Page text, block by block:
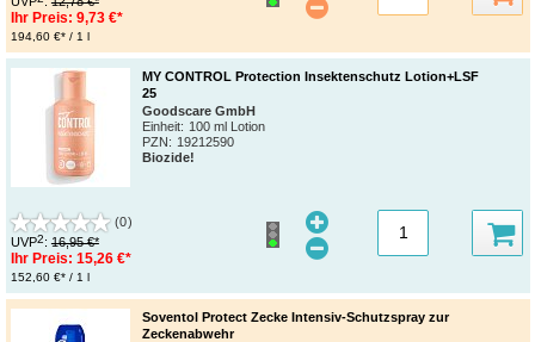
Ihr Preis: 9,73 €*
194,60 €* / 1 l
MY CONTROL Protection Insektenschutz Lotion+LSF
25
Goodscare GmbH
Einheit: 100 ml Lotion
PZN: 19212590
Biozide!
(0)
UVP2: 16,95 €*
Ihr Preis: 15,26 €*
152,60 €* / 1 l
Soventol Protect Zecke Intensiv-Schutzspray zur
Zeckenabwehr